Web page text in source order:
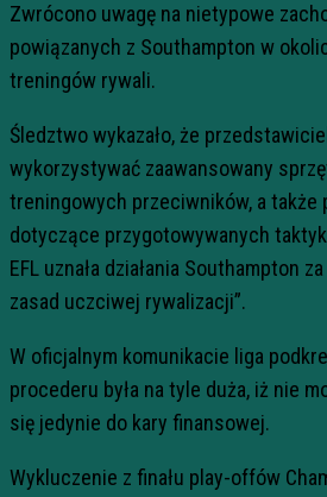
Zwrócono uwagę na nietypowe
powiązanych z Southampton w
treningów rywali.
Śledztwo wykazało, że
wykorzystywać zaawansowany
treningowych przeciwników, a także
dotyczące przygotowywanych
EFL uznała działania Southampton
zasad uczciwej rywalizacji”.
W oficjalnym komunikacie liga
procederu była na tyle duża, iż nie
się jedynie do kary finansowej.
Wykluczenie z finału play-offów